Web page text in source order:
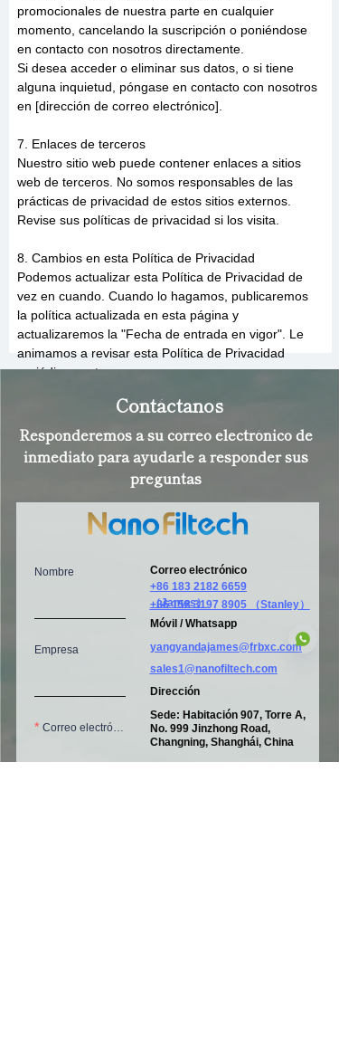
promocionales de nuestra parte en cualquier
momento, cancelando la suscripción o poniéndose
en contacto con nosotros directamente.
Si desea acceder o eliminar sus datos, o si tiene
alguna inquietud, póngase en contacto con nosotros
en [dirección de correo electrónico].
7. Enlaces de terceros
Nuestro sitio web puede contener enlaces a sitios
web de terceros. No somos responsables de las
prácticas de privacidad de estos sitios externos.
Revise sus políticas de privacidad si los visita.
8. Cambios en esta Política de Privacidad
Podemos actualizar esta Política de Privacidad de
vez en cuando. Cuando lo hagamos, publicaremos
la política actualizada en esta página y
actualizaremos la "Fecha de entrada en vigor". Le
animamos a revisar esta Política de Privacidad
periódicamente.
Si tiene alguna pregunta o inquietud sobre esta
Política de Privacidad, o si desea acceder o
actualizar su información personal, póngase en
contacto con nosotros en:
sales1@nanofiltech.com
+86 158 3197 8905 （Stanley）
sales1@nanofiltech.com
Sede: Habitación 907, Torre A,
No. 999 Jinzhong Road,
Changning, Shanghái, China
Responderemos a su correo electrónico de
inmediato para ayudarle a responder sus
preguntas
Dirección
Móvil / Whatsapp
Correo electrónico
Nombre
Empresa
Correo electrónico
Contáctanos
+86 183 2182 6659
（James）
yangyandajames@frbxc.com
ES